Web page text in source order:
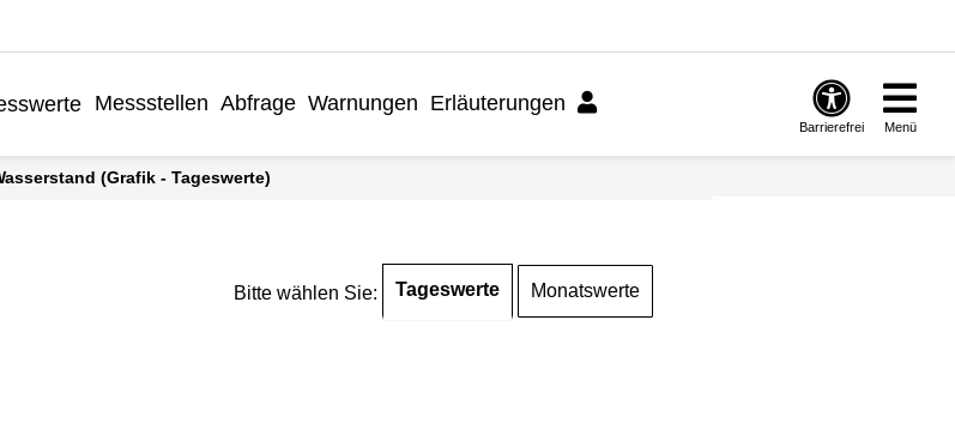
Messstellen Abfrage Warnungen Erläuterungen
Barrierefrei Menü
(Grafik - Tageswerte)
Bitte wählen Sie: Tageswerte Monatswerte